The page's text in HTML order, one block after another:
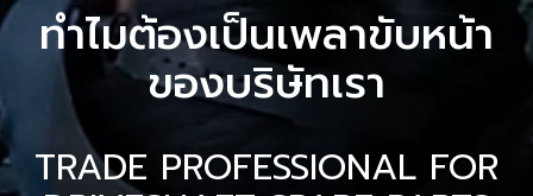
ทำไมต้องเป็นเพลาขับหน้า
ของบริษัทเรา
TRADE PROFESSIONAL FOR